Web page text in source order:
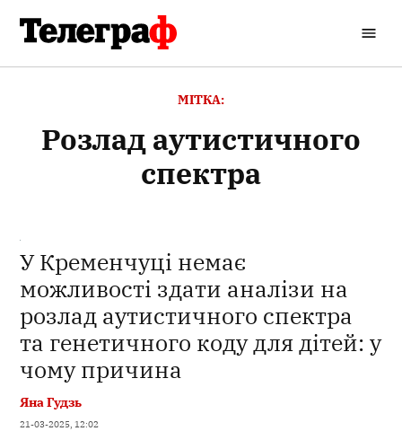
вмісту
Телеграф
МІТКА:
розлад аутистичного
спектра
У Кременчуці немає
можливості здати аналізи на
розлад аутистичного спектра
та генетичного коду для дітей: у
чому причина
Яна Гудзь
21-03-2025, 12:02